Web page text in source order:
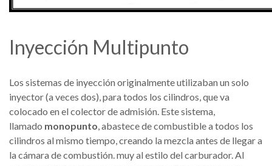
Inyección Multipunto
Los sistemas de inyección originalmente utilizaban un solo
inyector (a veces dos), para todos los cilindros, que va
colocado en el colector de admisión. Este sistema,
llamado monopunto, abastece de combustible a todos los
cilindros al mismo tiempo, creando la mezcla antes de llegar a
la cámara de combustión. muy al estilo del carburador. Al